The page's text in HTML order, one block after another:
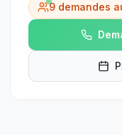
9 demandes